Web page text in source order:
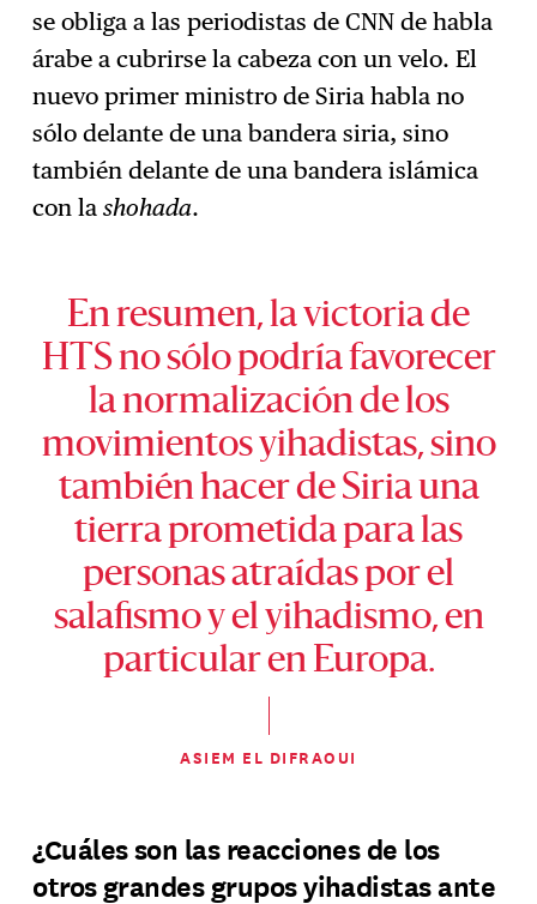
se obliga a las periodistas de CNN de habla
árabe a cubrirse la cabeza con un velo. El
nuevo primer ministro de Siria habla no
sólo delante de una bandera siria, sino
también delante de una bandera islámica
con lashohada.
En resumen, la victoria de
HTS no sólo podría favorecer
la normalización de los
movimientos yihadistas, sino
también hacer de Siria una
tierra prometida para las
personas atraídas por el
salafismo y el yihadismo, en
particular en Europa.
ASIEM EL DIFRAOUI
¿Cuáles son las reacciones de los
otros grandes grupos yihadistas ante